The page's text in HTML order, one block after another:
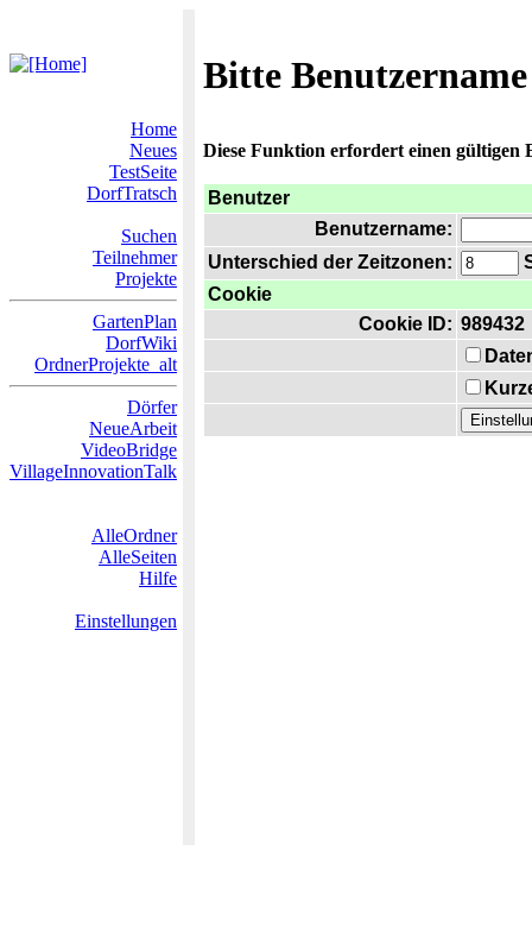
Bitte
Home
Neues
TestSeite
DorfTratsch
Suchen
Teilnehmer
Projekte
GartenPlan
DorfWiki
OrdnerProjekte_alt
Dörfer
NeueArbeit
VideoBridge
VillageInnovationTalk
AlleOrdner
AlleSeiten
Hilfe
Einstellungen
Diese Funktion erfordert einen gültigen
Benutzer
Benutzername:
Unterschied der Zeitzonen:
Cookie
Cookie ID: 989432